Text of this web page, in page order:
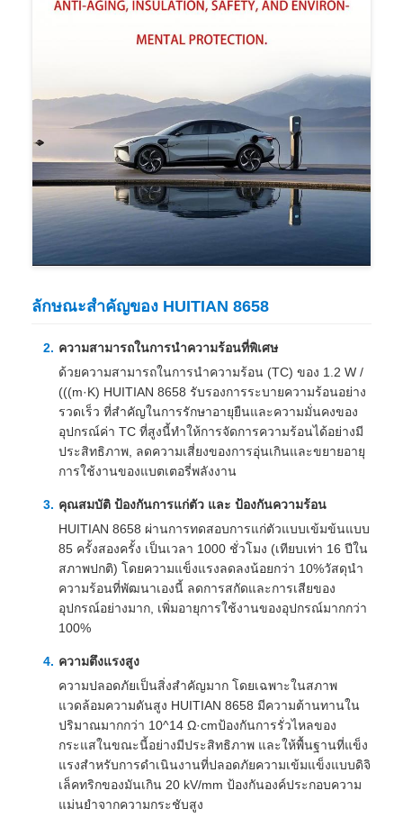
ลักษณะสําคัญของ HUITIAN 8658
ความสามารถในการนําความร้อนที่พิเศษ
ด้วยความสามารถในการนําความร้อน (TC) ของ 1.2 W /
(((m·K) HUITIAN 8658 รับรองการระบายความร้อนอย่าง
รวดเร็ว ที่สําคัญในการรักษาอายุยืนและความมั่นคงของ
อุปกรณ์ค่า TC ที่สูงนี้ทําให้การจัดการความร้อนได้อย่างมี
ประสิทธิภาพ, ลดความเสี่ยงของการอุ่นเกินและขยายอายุ
การใช้งานของแบตเตอรี่พลังงาน
คุณสมบัติ ป้องกันการแก่ตัว และ ป้องกันความร้อน
HUITIAN 8658 ผ่านการทดสอบการแก่ตัวแบบเข้มข้นแบบ
85 ครั้งสองครั้ง เป็นเวลา 1000 ชั่วโมง (เทียบเท่า 16 ปีใน
สภาพปกติ) โดยความแข็งแรงลดลงน้อยกว่า 10%วัสดุนํา
ความร้อนที่พัฒนาเองนี้ ลดการสกัดและการเสียของ
อุปกรณ์อย่างมาก, เพิ่มอายุการใช้งานของอุปกรณ์มากกว่า
100%
ความตึงแรงสูง
ความปลอดภัยเป็นสิ่งสําคัญมาก โดยเฉพาะในสภาพ
แวดล้อมความดันสูง HUITIAN 8658 มีความต้านทานใน
ปริมาณมากกว่า 10^14 Ω·cmป้องกันการรั่วไหลของ
กระแสในขณะนี้อย่างมีประสิทธิภาพ และให้พื้นฐานที่แข็ง
แรงสําหรับการดําเนินงานที่ปลอดภัยความเข้มแข็งแบบดิจิ
เล็คทริกของมันเกิน 20 kV/mm ป้องกันองค์ประกอบความ
แม่นยําจากความกระชับสูง